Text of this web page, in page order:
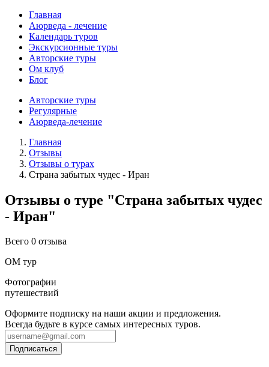
Главная
Аюрведа - лечение
Календарь туров
Экскурсионные туры
Авторские туры
Ом клуб
Блог
Авторские туры
Регулярные
Аюрведа-лечение
Главная
Отзывы
Отзывы о турах
Страна забытых чудес - Иран
Отзывы о туре "Страна забытых чудес
- Иран"
Всего 0 отзыва
ОМ тур
Фотографии
путешествий
Оформите подписку на наши акции и предложения.
Всегда будьте в курсе самых интересных туров.